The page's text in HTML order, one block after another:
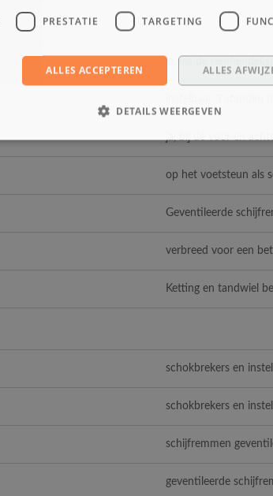
ja, via de
ja, bij de voor en
op het voetsteun als
Geventileerde
verbreed voor een
Ketting en tandwiel
schokbrekers en
schokbrekers en
schijfremmen
geventileerde
PRESTATIE TARGETING
ALLES ACCEPTEREN ALLES
DETAILS WEERGEVEN